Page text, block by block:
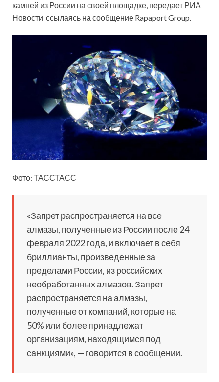
камней из России на своей площадке, передает РИА
Новости, ссылаясь на сообщение Rapaport Group.
Фото: ТАССТАСС
«Запрет распространяется на все
алмазы, полученные из России после 24
февраля 2022 года, и включает в себя
бриллианты, произведенные за
пределами России, из российских
необработанных алмазов. Запрет
распространяется на алмазы,
полученные от компаний, которые на
50% или более принадлежат
организациям, находящимся под
санкциями», — говорится в сообщении.